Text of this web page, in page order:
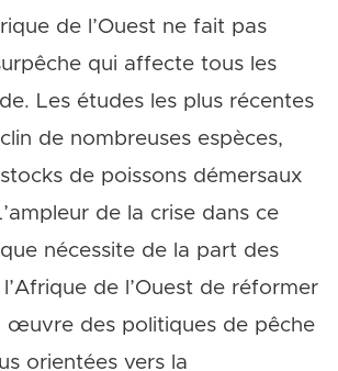
de l’Ouest ne fait pas
qui affecte tous les
Les études les plus récentes
de nombreuses espèces,
de poissons démersaux
de la crise dans ce
nécessite de la part des
de l’Ouest de réformer
œuvre des politiques de pêche
orientées vers la